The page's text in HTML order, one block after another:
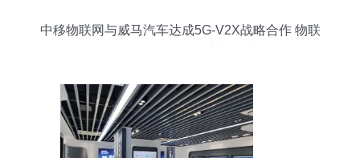
中移物联网与威马汽车达成5G-V2X战略合作 物联